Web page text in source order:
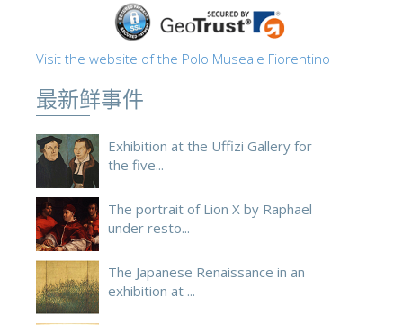
Visit the website of the Polo Museale Fiorentino
最新鲜事件
Exhibition at the Uffizi Gallery for
the five...
The portrait of Lion X by Raphael
under resto...
The Japanese Renaissance in an
exhibition at ...